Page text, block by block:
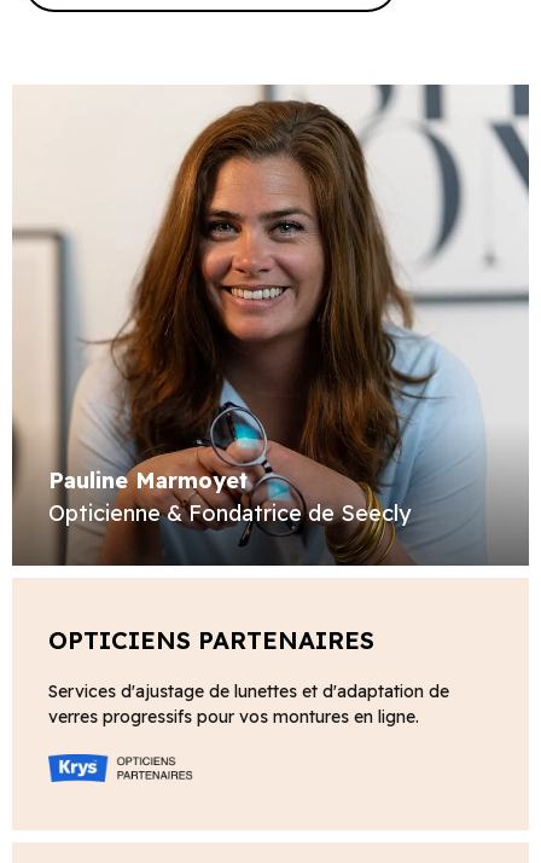
Pauline Marmoyet
Opticienne & Fondatrice de Seecly
OPTICIENS PARTENAIRES
Services d'ajustage de lunettes et d'adaptation de
verres progressifs pour vos montures en ligne.